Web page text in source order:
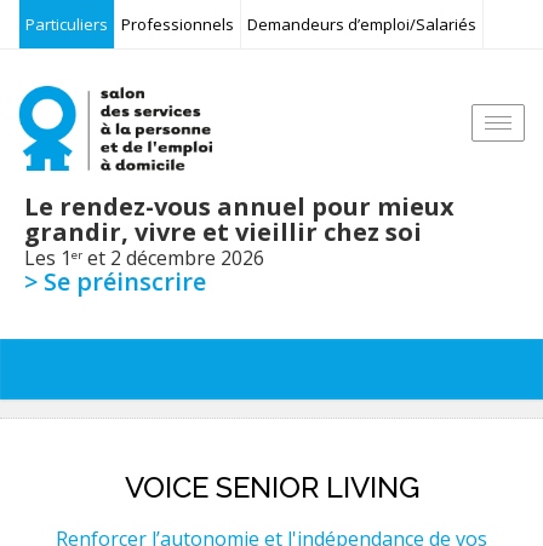
Particuliers Professionnels Demandeurs d’emploi/Salariés
Le rendez-vous annuel pour mieux
grandir, vivre et vieillir chez soi
Les 1 er et 2 décembre 2026
> Se préinscrire
VOICE SENIOR LIVING
Renforcer l’autonomie et l'indépendance de vos